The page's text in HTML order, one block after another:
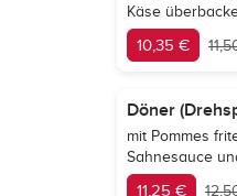
Käse
10,35 €
Döner
mit Pommes
Sahnesauce
11,25 €